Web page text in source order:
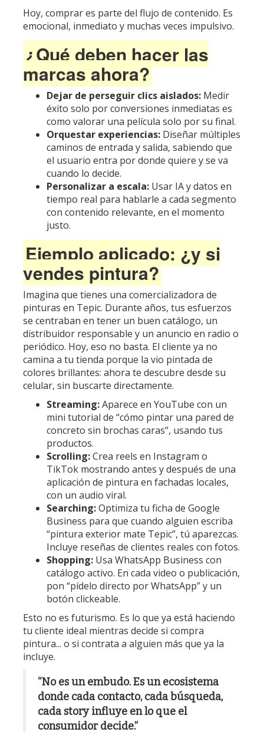
Hoy, comprar es parte del flujo de contenido. Es
emocional, inmediato y muchas veces impulsivo.
¿Qué deben hacer las
marcas ahora?
Dejar de perseguir clics aislados:Medir
éxito solo por conversiones inmediatas es
como valorar una película solo por su final.
Orquestar experiencias:Diseñar múltiples
caminos de entrada y salida, sabiendo que
el usuario entra por donde quiere y se va
cuando lo decide.
Personalizar a escala:Usar IA y datos en
tiempo real para hablarle a cada segmento
con contenido relevante, en el momento
justo.
Ejemplo aplicado: ¿y si
vendes pintura?
Imagina que tienes una comercializadora de
pinturas en Tepic. Durante años, tus esfuerzos
se centraban en tener un buen catálogo, un
distribuidor responsable y un anuncio en radio o
periódico. Hoy, eso no basta. El cliente ya no
camina a tu tienda porque la vio pintada de
colores brillantes: ahora te descubre desde su
celular, sin buscarte directamente.
Streaming:Aparece en YouTube con un
mini tutorial de “cómo pintar una pared de
concreto sin brochas caras”, usando tus
productos.
Scrolling:Crea reels en Instagram o
TikTok mostrando antes y después de una
aplicación de pintura en fachadas locales,
con un audio viral.
Searching:Optimiza tu ficha de Google
Business para que cuando alguien escriba
“pintura exterior mate Tepic”, tú aparezcas.
Incluye reseñas de clientes reales con fotos.
Shopping:Usa WhatsApp Business con
catálogo activo. En cada video o publicación,
pon “pídelo directo por WhatsApp” y un
botón clickeable.
Esto no es futurismo. Es lo que ya está haciendo
tu cliente ideal mientras decide si compra
pintura... o si contrata a alguien más que ya la
incluye.
“No es un embudo. Es un ecosistema
donde cada contacto, cada búsqueda,
cada story influye en lo que el
consumidor decide.”